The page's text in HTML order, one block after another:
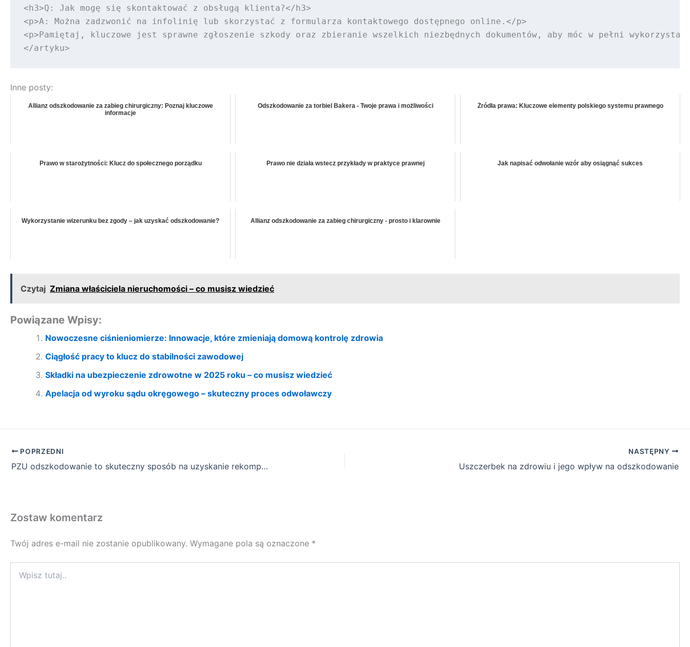
<h3>Q: Jak mogę się skontaktować z obsługą klienta?</h3>
<p>A: Można zadzwonić na infolinię lub skorzystać z formularza kontaktowego dostępnego online.</p>
<p>Pamiętaj, kluczowe jest sprawne zgłoszenie szkody oraz zbieranie wszelkich niezbędnych dokumentów, aby móc w pełni
Inne posty:
Allianz odszkodowanie za zabieg chirurgiczny: Poznaj kluczowe
informacje
Odszkodowanie za torbiel Bakera - Twoje prawa i możliwości Źródła prawa: Kluczowe elementy polskiego systemu prawnego
Prawo w starożytności: Klucz do społecznego porządku Prawo nie działa wstecz przykłady w praktyce prawnej Jak napisać odwołanie wzór aby osiągnąć sukces
Wykorzystanie wizerunku bez zgody – jak uzyskać odszkodowanie? Allianz odszkodowanie za zabieg chirurgiczny - prosto i klarownie
Czytaj Zmiana właściciela nieruchomości – co musisz wiedzieć
Powiązane Wpisy:
Nowoczesne ciśnieniomierze: Innowacje, które zmieniają domową kontrolę zdrowia
Ciągłość pracy to klucz do stabilności zawodowej
Składki na ubezpieczenie zdrowotne w 2025 roku – co musisz wiedzieć
Apelacja od wyroku sądu okręgowego – skuteczny proces odwoławczy
POPRZEDNI
PZU odszkodowanie to skuteczny sposób na uzyskanie rekompensaty
NASTĘPNY
Uszczerbek na zdrowiu i jego wpływ na odszkodowanie
Zostaw komentarz
Twój adres e-mail nie zostanie opublikowany. Wymagane pola są oznaczone *
tutaj..